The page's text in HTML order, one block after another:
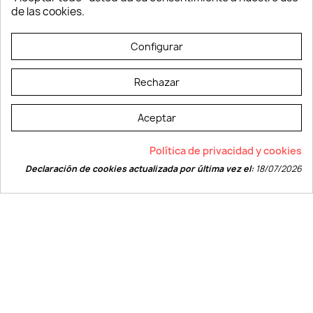
Vestuario laboral
© LEVELPRINT - 2026
La página dispone de código accesible según las normas dictadas por la
W3C
de las cookies.
Configurar
Rechazar
Aceptar
Política de privacidad y cookies
Declaración de cookies actualizada por última vez el:18/07/2026